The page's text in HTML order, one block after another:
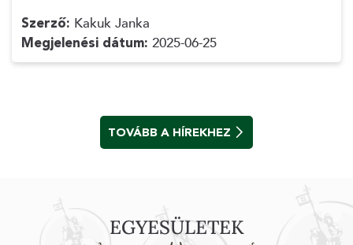
Szerző: Kakuk Janka
Megjelenési dátum: 2025-06-25
TOVÁBB A HÍREKHEZ
EGYESÜLETEK